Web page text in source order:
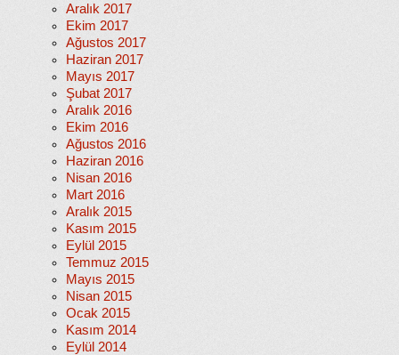
Aralık 2017
Ekim 2017
Ağustos 2017
Haziran 2017
Mayıs 2017
Şubat 2017
Aralık 2016
Ekim 2016
Ağustos 2016
Haziran 2016
Nisan 2016
Mart 2016
Aralık 2015
Kasım 2015
Eylül 2015
Temmuz 2015
Mayıs 2015
Nisan 2015
Ocak 2015
Kasım 2014
Eylül 2014